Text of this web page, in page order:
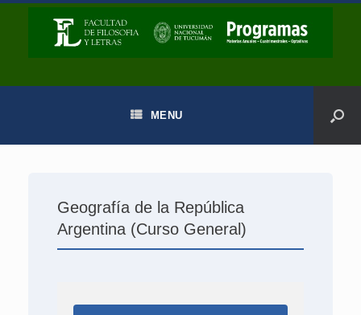
MENU
Geografía de la República
Argentina (Curso General)